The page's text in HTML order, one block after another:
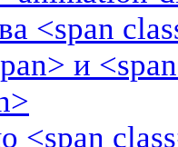
<span
и
<span